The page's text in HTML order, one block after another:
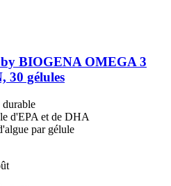
BIOGENAOMEGA 3
30 gélules
durable
d'EPA et de DHA
par gélule